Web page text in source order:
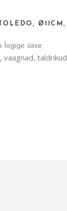
vaagnad, taldrikud
Ø11CM,
logige sisse